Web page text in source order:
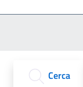
Cerca